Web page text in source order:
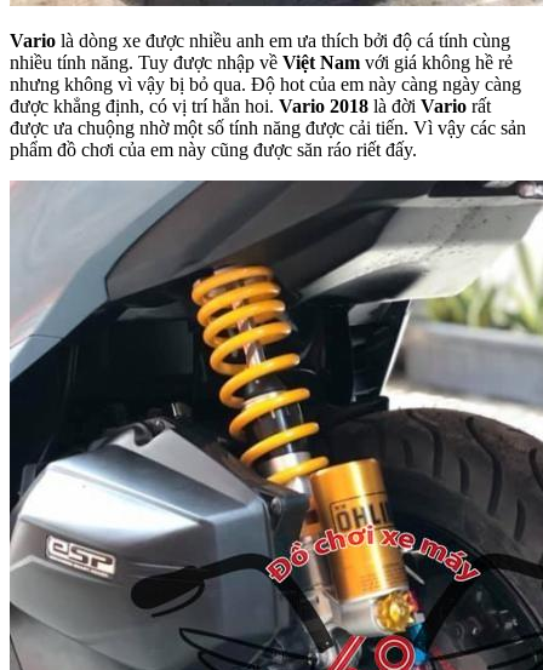
Vario là dòng xe được nhiều anh em ưa thích bởi độ cá tính cùng
nhiều tính năng. Tuy được nhập về Việt Nam với giá không hề rẻ
nhưng không vì vậy bị bỏ qua. Độ hot của em này càng ngày càng
được khẳng định, có vị trí hẳn hoi. Vario 2018 là đời Vario rất
được ưa chuộng nhờ một số tính năng được cải tiến. Vì vậy các sản
phẩm đồ chơi của em này cũng được săn ráo riết đấy.